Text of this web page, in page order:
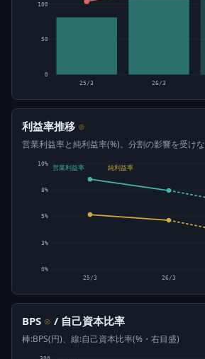
0
50
100
25/3 26/3
利益率推移 ⊙
営業利益率と純利益率(%)。分割の影響を受け
0%
3%
5%
8%
10%
営業利益率 純利益率
25/3 26/3
BPS ⊙ / 自己資本比率
棒:BPS(円)、線:自己資本比率(%・右目盛)